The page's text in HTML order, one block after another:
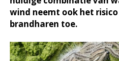
wind neemt ook het
brandharen toe.